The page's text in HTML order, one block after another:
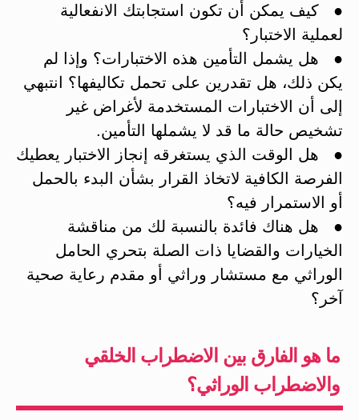
● كيف يمكن أن تكون استجابتك الانفعالية
لعملية الاختبار؟
● هل يشمل التأمين هذه الاختبارات؟ وإذا لم
يكن ذلك، هل تقدرين على تحمل تكاليفها؟ انتبهي
إلى أن الاختبارات المستخدمة لأغراض غير
تشخيص حالة ما قد لا يشملها التأمين.
● هل الوقت الذي يستغرقه إنجاز الاختبار يعطيك
الفرصة الكافية لاتخاذ القرار بشأن البدء بالحمل
أو الاستمرار فيه؟
● هل هناك فائدة بالنسبة لك من مناقشة
الخيارات والقضايا ذات الصلة بتحري الحامل
الوراثي مع مستشار وراثي أو مقدم رعاية صحية
آخر؟
ما هو الفارق بين الاضطراب الخلقي
والاضطراب الوراثي؟